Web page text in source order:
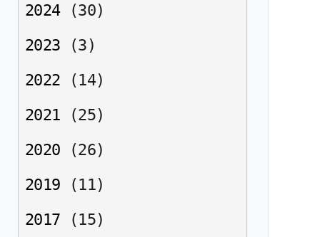
2024
(30)
2023
(3 )
2022
(14)
2021
(25)
2020
(26)
2019
(11)
2017
(15)